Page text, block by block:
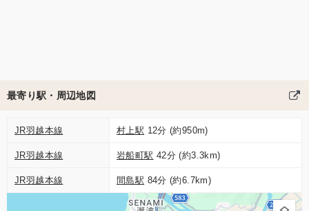
最寄り駅・周辺地図
JR羽越本線 村上駅 12分 (約950m)
JR羽越本線 岩船町駅 42分 (約3.3km)
JR羽越本線 間島駅 84分 (約6.7km)